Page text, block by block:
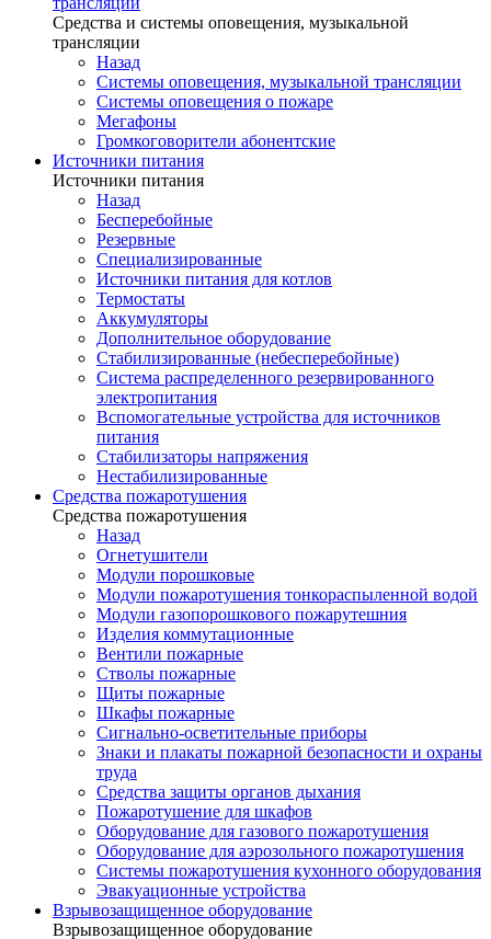
Средства и системы оповещения, музыкальной
трансляции
Назад
Системы оповещения, музыкальной трансляции
Системы оповещения о пожаре
Мегафоны
Громкоговорители абонентские
Источники питания
Источники питания
Назад
Бесперебойные
Резервные
Специализированные
Источники питания для котлов
Термостаты
Аккумуляторы
Дополнительное оборудование
Стабилизированные (небесперебойные)
Система распределенного резервированного
электропитания
Вспомогательные устройства для источников
питания
Стабилизаторы напряжения
Нестабилизированные
Средства пожаротушения
Средства пожаротушения
Назад
Огнетушители
Модули порошковые
Модули пожаротушения тонкораспыленной водой
Модули газопорошкового пожарутешния
Изделия коммутационные
Вентили пожарные
Стволы пожарные
Щиты пожарные
Шкафы пожарные
Сигнально-осветительные приборы
Знаки и плакаты пожарной безопасности и охраны
труда
Средства защиты органов дыхания
Пожаротушение для шкафов
Оборудование для газового пожаротушения
Оборудование для аэрозольного пожаротушения
Системы пожаротушения кухонного оборудования
Эвакуационные устройства
Взрывозащищенное оборудование
Взрывозащищенное оборудование